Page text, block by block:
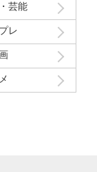
芸能
レ